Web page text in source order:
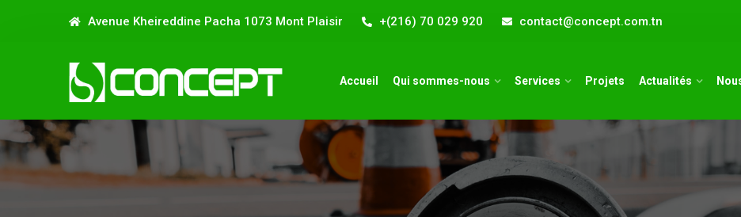
Avenue Kheireddine Pacha 1073 Mont Plaisir +(216) 70 029 920 contact@concept.com.tn
Accueil Qui sommes-nous Services Projets Actualités